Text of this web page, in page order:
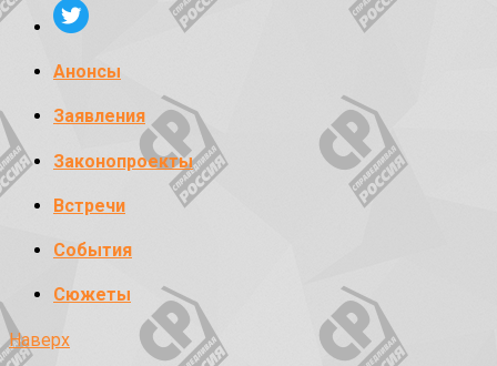
Анонсы
Заявления
Законопроекты
Встречи
События
Сюжеты
Наверх